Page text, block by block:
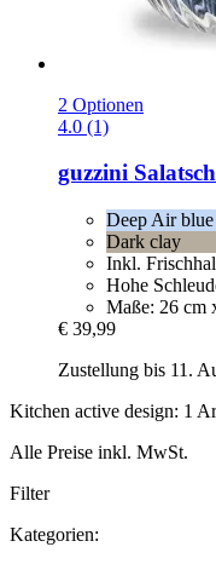
2 Optionen
4.0 (1)
guzzini
Deep Air blue
Dark clay
Inkl.
Hohe
Maße: 26 cm
€ 39,99
Zustellung bis 11.
Kitchen active design: 1
Alle Preise inkl. MwSt.
Filter
Kategorien: